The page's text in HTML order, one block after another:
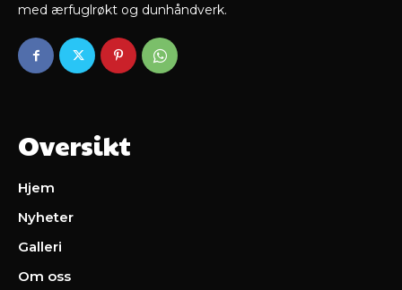
med ærfuglrøkt og dunhåndverk.
Oversikt
Hjem
Nyheter
Galleri
Om oss